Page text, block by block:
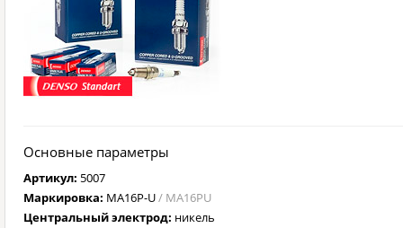
Основные параметры
Артикул: 5007
Маркировка: MA16P-U/ MA16PU
Центральный электрод: никель